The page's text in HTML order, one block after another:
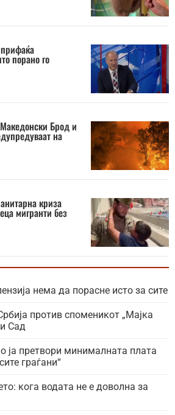
порано го
Брод и
на
криза
мигранти без
нема да порасне исто за сите
против споменикот „Мајка
Сад
ја претвори минималната плата
граѓани“
кога водата не е доволна за